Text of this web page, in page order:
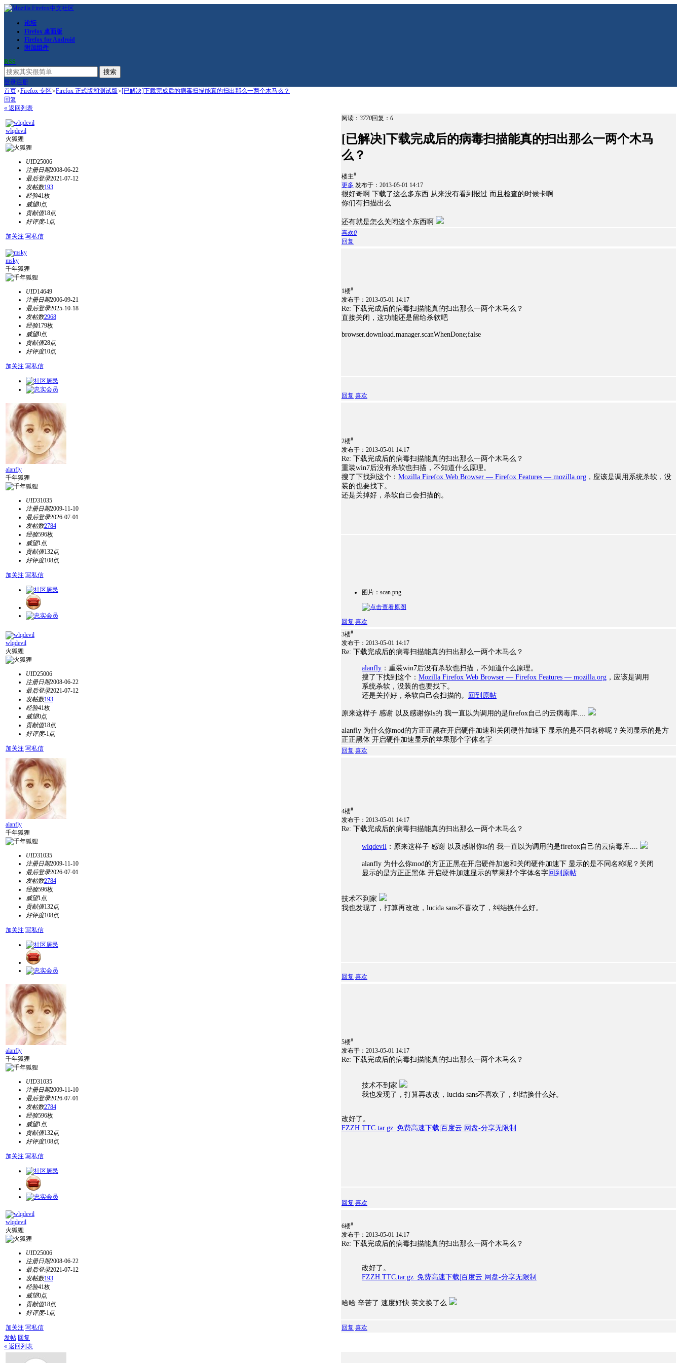
论坛
Firefox 桌面版
Firefox for Android
附加组件
RSS
搜索
登录注册
首页>Firefox 专区>Firefox 正式版和测试版>[已解决]下载完成后的病毒扫描能真的扫出那么一两个木马么？
回复
« 返回列表
wlqdevil
火狐狸
UID25006
注册日期2008-06-22
最后登录2021-07-12
发帖数193
经验41枚
威望0点
贡献值18点
好评度-1点
加关注 写私信
阅读： 3770回复： 6
[已解决]下载完成后的病毒扫描能真的扫出那么一两个木马
么？
楼主#
更多 发布于：2013-05-01 14:17
很好奇啊 下载了这么多东西 从来没有看到报过 而且检查的时候卡啊
你们有扫描出么
还有就是怎么关闭这个东西啊
喜欢0
回复
msky
千年狐狸
UID14649
注册日期2006-09-21
最后登录2025-10-18
发帖数2968
经验179枚
威望0点
贡献值28点
好评度10点
加关注 写私信
1楼#
发布于：2013-05-01 14:17
Re: 下载完成后的病毒扫描能真的扫出那么一两个木马么？
直接关闭，这功能还是留给杀软吧
browser.download.manager.scanWhenDone;false
回复 喜欢
alanfly
千年狐狸
UID31035
注册日期2009-11-10
最后登录2026-07-01
发帖数2784
经验596枚
威望1点
贡献值132点
好评度108点
加关注 写私信
2楼#
发布于：2013-05-01 14:17
Re: 下载完成后的病毒扫描能真的扫出那么一两个木马么？
重装win7后没有杀软也扫描，不知道什么原理。
搜了下找到这个： Mozilla Firefox Web Browser — Firefox Features — mozilla.org ，应该是调用系统杀软，没
装的也要找下。
还是关掉好，杀软自己会扫描的。
图片：scan.png
回复 喜欢
wlqdevil
火狐狸
UID25006
注册日期2008-06-22
最后登录2021-07-12
发帖数193
经验41枚
威望0点
贡献值18点
好评度-1点
加关注 写私信
3楼#
发布于：2013-05-01 14:17
Re: 下载完成后的病毒扫描能真的扫出那么一两个木马么？
alanfly ：重装win7后没有杀软也扫描，不知道什么原理。
搜了下找到这个： Mozilla Firefox Web Browser — Firefox Features — mozilla.org ，应该是调用
系统杀软，没装的也要找下。
还是关掉好，杀软自己会扫描的。
回到原帖
原来这样子 感谢 以及感谢你ls的 我一直以为调用的是firefox自己的云病毒库....
alanfly 为什么你mod的方正正黑在开启硬件加速和关闭硬件加速下 显示的是不同名称呢？关闭显示的是方
正正黑体 开启硬件加速显示的苹果那个字体名字
回复 喜欢
alanfly
千年狐狸
UID31035
注册日期2009-11-10
最后登录2026-07-01
发帖数2784
经验596枚
威望1点
贡献值132点
好评度108点
加关注 写私信
4楼#
发布于：2013-05-01 14:17
Re: 下载完成后的病毒扫描能真的扫出那么一两个木马么？
wlqdevil ：原来这样子 感谢 以及感谢你ls的 我一直以为调用的是firefox自己的云病毒库....
alanfly 为什么你mod的方正正黑在开启硬件加速和关闭硬件加速下 显示的是不同名称呢？关闭
显示的是方正正黑体 开启硬件加速显示的苹果那个字体名字回到原帖
技术不到家
我也发现了，打算再改改，lucida sans不喜欢了，纠结换什么好。
回复 喜欢
alanfly
千年狐狸
UID31035
注册日期2009-11-10
最后登录2026-07-01
发帖数2784
经验596枚
威望1点
贡献值132点
好评度108点
加关注 写私信
5楼#
发布于：2013-05-01 14:17
Re: 下载完成后的病毒扫描能真的扫出那么一两个木马么？
技术不到家
我也发现了，打算再改改，lucida sans不喜欢了，纠结换什么好。
改好了。
FZZH.TTC.tar.gz_免费高速下载|百度云 网盘-分享无限制
回复 喜欢
wlqdevil
火狐狸
UID25006
注册日期2008-06-22
最后登录2021-07-12
发帖数193
经验41枚
威望0点
贡献值18点
好评度-1点
加关注 写私信
6楼#
发布于：2013-05-01 14:17
Re: 下载完成后的病毒扫描能真的扫出那么一两个木马么？
改好了。
FZZH.TTC.tar.gz_免费高速下载|百度云 网盘-分享无限制
哈哈 辛苦了 速度好快 英文换了么
回复 喜欢
发帖 回复
« 返回列表